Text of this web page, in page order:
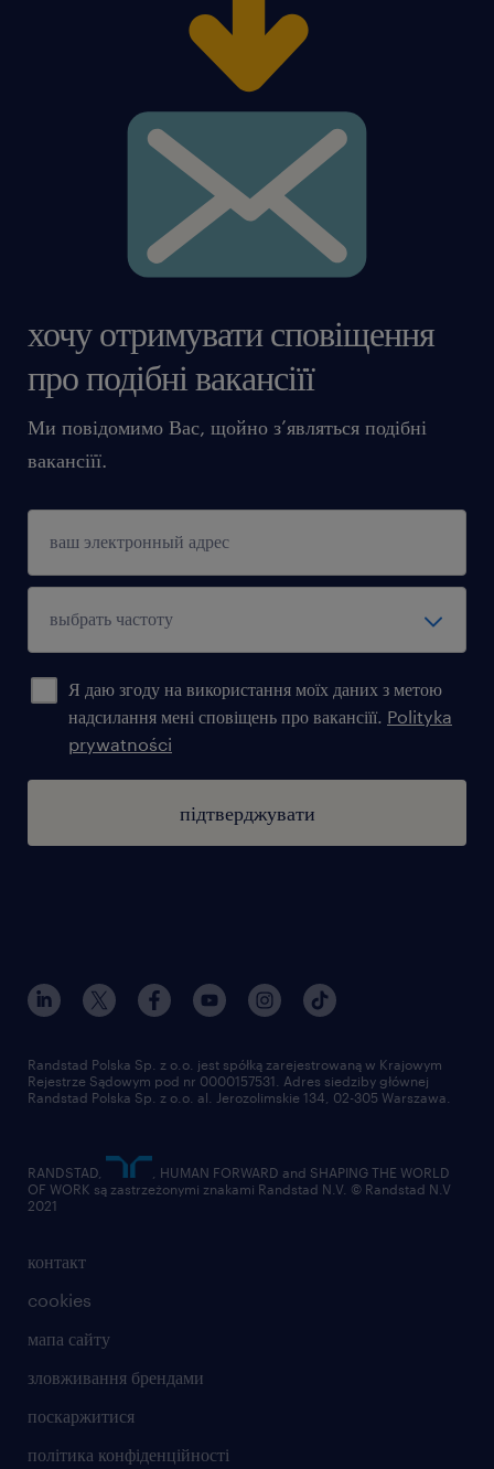
хочу отримувати сповіщення
про подібні вакансіїї
Ми повідомимо Вас, щойно з’являться подібні
вакансіїї.
Я даю згоду на використання моїх даних з метою
надсилання мені сповіщень про вакансіїї. Polityka
prywatności
підтверджувати
контакт
cookies
мапа сайту
зловживання брендами
поскаржитися
політика конфіденційності
Randstad Polska Sp. z o.o. jest spółką zarejestrowaną w Krajowym
Rejestrze Sądowym pod nr 0000157531. Adres siedziby głównej
Randstad Polska Sp. z o.o. al. Jerozolimskie 134, 02-305 Warszawa.
RANDSTAD,
, HUMAN FORWARD and SHAPING THE WORLD
OF WORK są zastrzeżonymi znakami Randstad N.V. © Randstad N.V
2021